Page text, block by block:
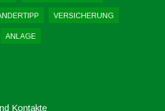
VERSICHERUNG
ANLAGE
Kontakte